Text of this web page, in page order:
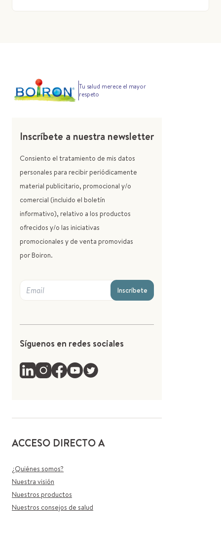
Tu salud merece el mayor
respeto
Inscríbete a nuestra newsletter
Consiento el tratamiento de mis datos
personales para recibir periódicamente
material publicitario, promocional y/o
comercial (incluido el boletín
informativo), relativo a los productos
ofrecidos y/o las iniciativas
promocionales y de venta promovidas
por Boiron.
Inscríbete
Síguenos en redes sociales
ACCESO DIRECTO A
¿Quiénes somos?
Nuestra visión
Nuestros productos
Nuestros consejos de salud